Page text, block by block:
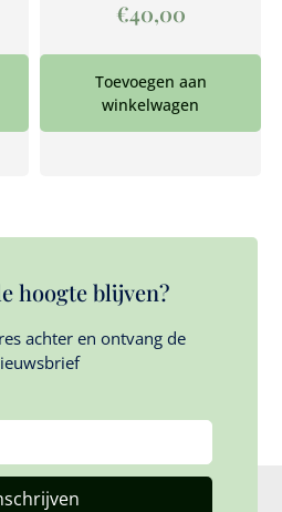
€40,00
Toevoegen aan
winkelwagen
hoogte blijven?
achter en ontvang de